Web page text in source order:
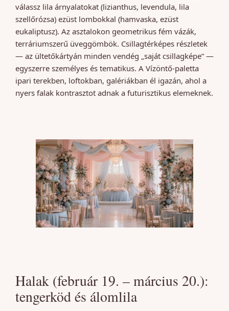
válassz lila árnyalatokat (lizianthus, levendula, lila
szellőrózsa) ezüst lombokkal (hamvaska, ezüst
eukaliptusz). Az asztalokon geometrikus fém vázák,
terráriumszerű üveggömbök. Csillagtérképes részletek
— az ültetőkártyán minden vendég „saját csillagképe” —
egyszerre személyes és tematikus. A Vízöntő-paletta
ipari terekben, loftokban, galériákban él igazán, ahol a
nyers falak kontrasztot adnak a futurisztikus elemeknek.
Halak (február 19. – március 20.):
tengerköd és álomlila